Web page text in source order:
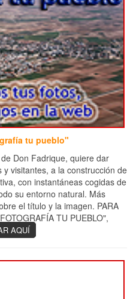
tu pueblo"
Don Fadrique, quiere dar
visitantes, a la construcción de
con instantáneas cogidas de
su entorno natural. Más
el título y la imagen. PARA
TU PUEBLO",
AQUÍ